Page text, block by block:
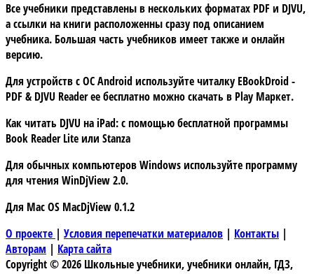
Все учебники представлены в нескольких форматах PDF и DJVU,
а ссылки на книги расположенны сразу под описанием
учебника. Большая часть учебников имеет также и онлайн
версию.
Для устройств сОС Android используйте читалку EBookDroid -
PDF & DJVU Readerее бесплатно можно скачать в Play Маркет.
Как читать DJVU на iPad:с помощью бесплатной программы
Book Reader Liteили Stanza
Для обычных компьютеров Windows используйте программу
для чтения WinDjView 2.0.
Для Mac OS MacDjView 0.1.2
О проекте | Условия перепечатки материалов | Контакты |
Авторам | Карта сайта
Copyright © 2026 Школьные учебники, учебники онлайн, ГДЗ,